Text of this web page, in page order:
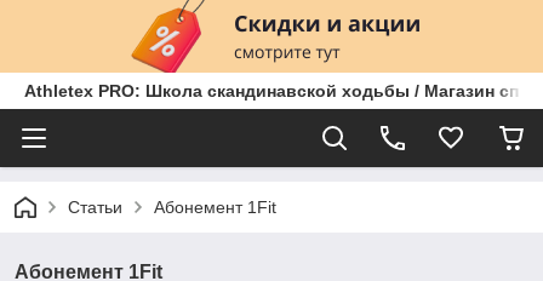
Athletex PRO: Школа скандинавской ходьбы / Магазин
Статьи Абонемент 1Fit
Абонемент 1Fit